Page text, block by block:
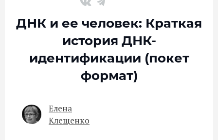
ДНК и ее человек: Краткая
история ДНК-
идентификации (покет
формат)
Елена
Клещенко